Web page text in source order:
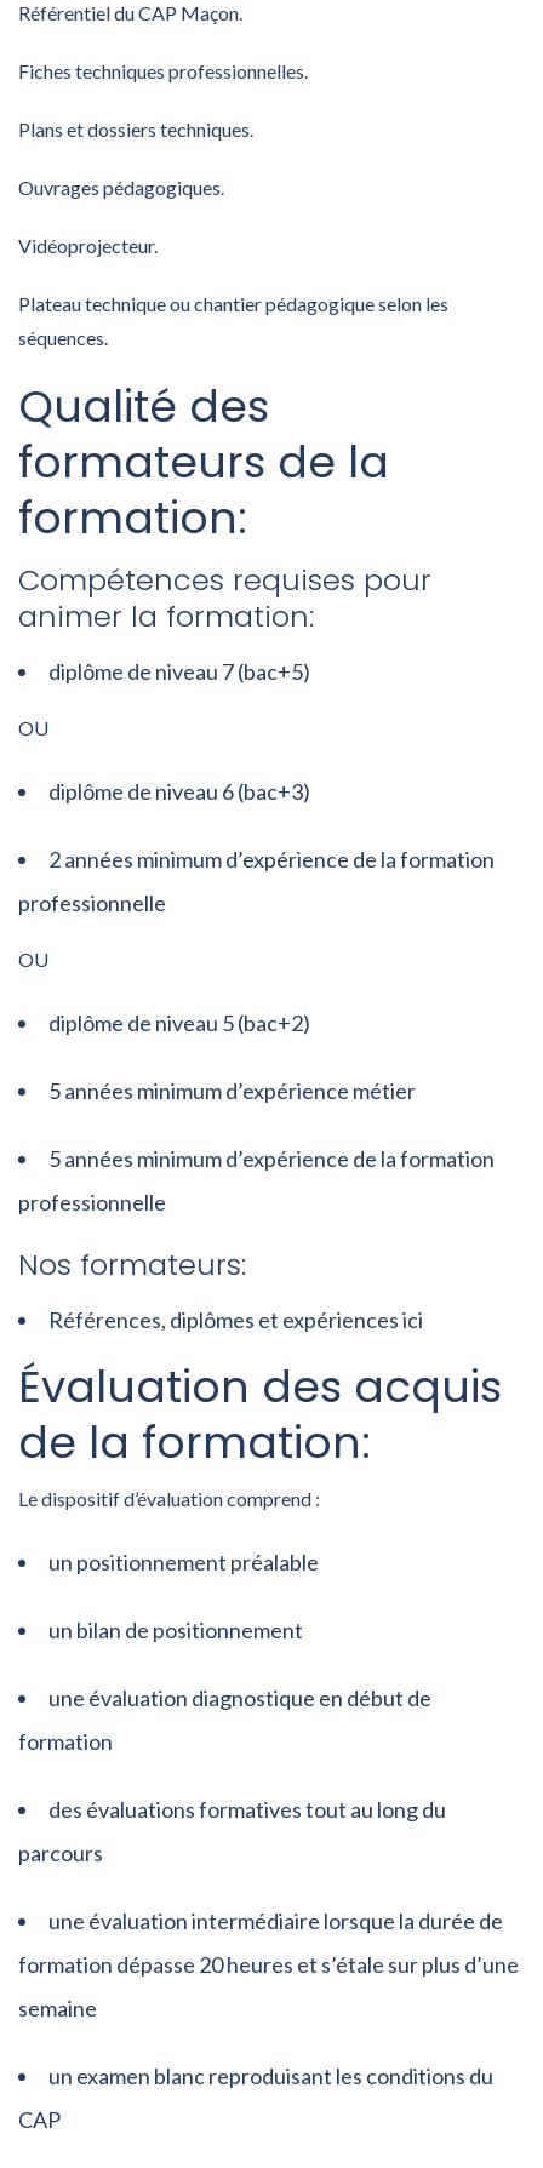
Référentiel du CAP Maçon.
Fiches techniques professionnelles.
Plans et dossiers techniques.
Ouvrages pédagogiques.
Vidéoprojecteur.
Plateau technique ou chantier pédagogique selon les
séquences.
Qualité des
formateurs de la
formation:
Compétences requises pour
animer la formation:
diplôme de niveau 7 (bac+5)
OU
diplôme de niveau 6 (bac+3)
2 années minimum d’expérience de la formation
professionnelle
OU
diplôme de niveau 5 (bac+2)
5 années minimum d’expérience métier
5 années minimum d’expérience de la formation
professionnelle
Nos formateurs:
Références, diplômes et expériences ici
Évaluation des acquis
de la formation:
Le dispositif d’évaluation comprend :
un positionnement préalable
un bilan de positionnement
une évaluation diagnostique en début de
formation
des évaluations formatives tout au long du
parcours
une évaluation intermédiaire lorsque la durée de
formation dépasse 20 heures et s’étale sur plus d’une
semaine
un examen blanc reproduisant les conditions du
CAP